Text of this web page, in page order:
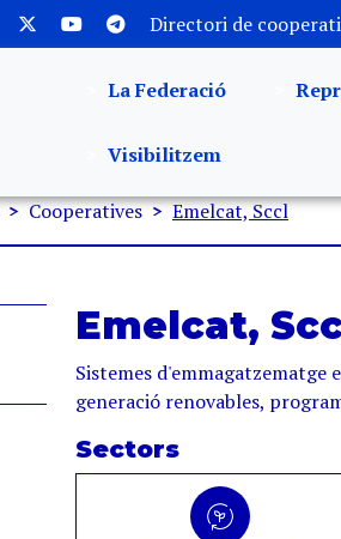
Directori de
La Federació
Visibilitzem
Cooperatives Emelcat, Sccl
Emelcat,
Sistemes
generació renovables,
Sectors